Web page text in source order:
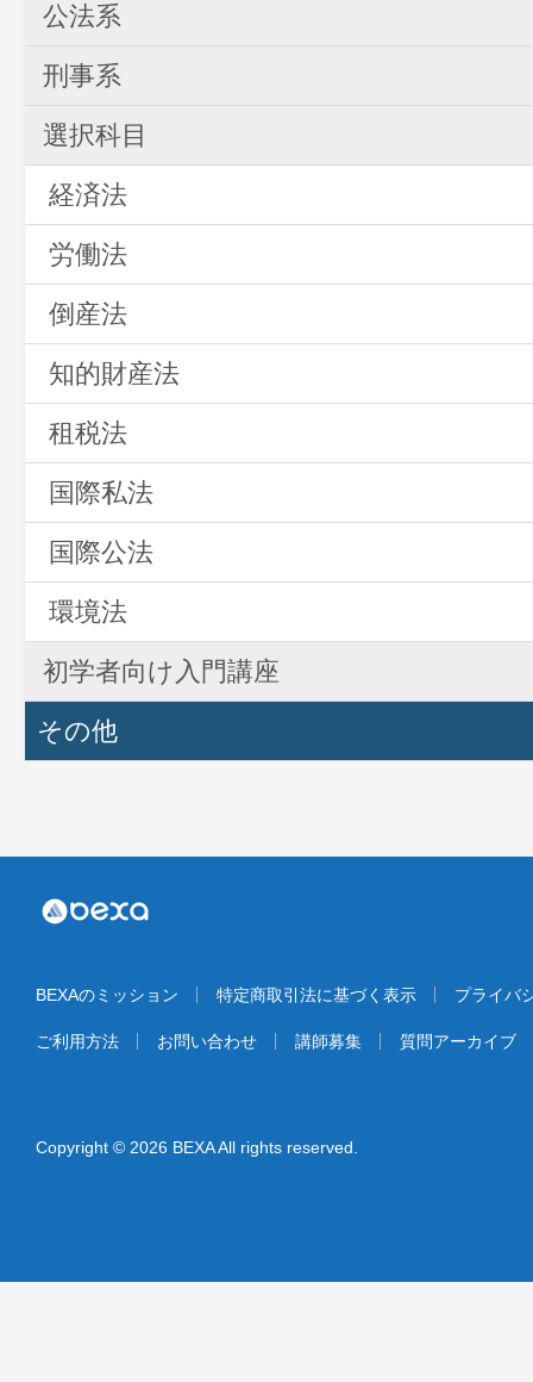
公法系
刑事系
選択科目
経済法
労働法
倒産法
知的財産法
租税法
国際私法
国際公法
環境法
初学者向け入門講座
その他
BEXAのミッション 特定商取引法に基づく表示 プライバ
ご利用方法 お問い合わせ 講師募集 質問アーカイブ
Copyright © 2026 BEXA All rights reserved.